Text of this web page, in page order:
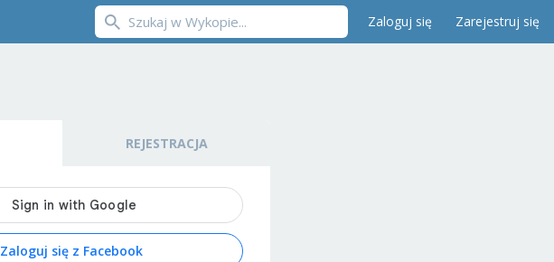
Zaloguj się Zarejestruj się
REJESTRACJA
Zaloguj się z Facebook